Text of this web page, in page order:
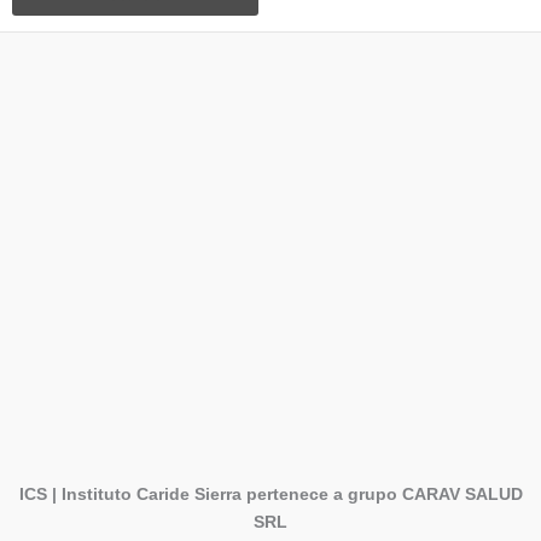
ICS | Instituto Caride Sierra pertenece a grupo CARAV SALUD
SRL